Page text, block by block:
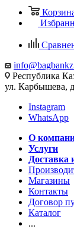
Республика
ул. Карбышева,
Instagram
WhatsApp
О
Услуги
Доставка
Магазины
Контакты
Договор
Каталог
...